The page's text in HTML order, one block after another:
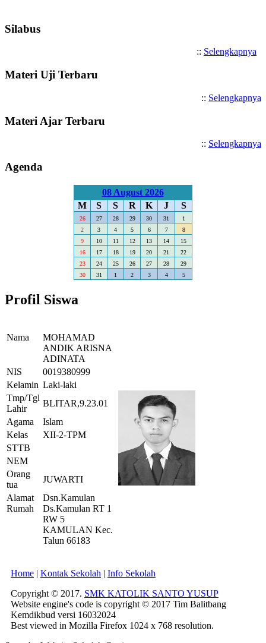
Silabus
:: Selengkapnya
Materi Uji Terbaru
:: Selengkapnya
Materi Ajar Terbaru
:: Selengkapnya
Agenda
08 August 2026
M
S S R K J S
26 27 28 29 30 31
1
2
3 4 5 6 7
8
9
10 11 12 13 14
15
16
17 18 19 20 21
22
23
24 25 26 27 28
29
30
31 1 2 3 4 5
Profil Siswa
Nama
MOHAMAD
ANDIK ARISNA
ADINATA
NIS
0019380999
Kelamin Laki-laki
Tmp/Tgl
Lahir
BLITAR,9.23.01
Agama
Islam
Kelas
XII-2-TPM
STTB
NEM
Orang
tua
JUWARTI
Alamat
Rumah
Dsn.Kamulan
Ds.Kamulan RT 1
RW 5
KAMULAN Kec.
Talun 66183
Home | Kontak Sekolah | Info Sekolah
Copyright © 2017. SMK KATOLIK SANTO YUSUP
Website engine's code is copyright © 2017 Tim Balitbang
Kemdikbud versi 16032024
Best viewed in Mozilla Firefox 1024 x 768 resolution.